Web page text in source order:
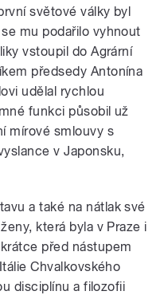
světové války byl
mu podařilo vyhnout
vstoupil do Agrární
předsedy Antonína
udělal rychlou
funkci působil už
mírové smlouvy s
v Japonsku,
a také na nátlak své
která byla v Praze i
před nástupem
Chvalkovského
disciplínu a filozofii